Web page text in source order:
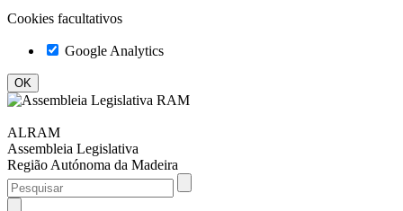
Cookies facultativos
Google Analytics
ALRAM
Assembleia Legislativa
Região Autónoma da Madeira